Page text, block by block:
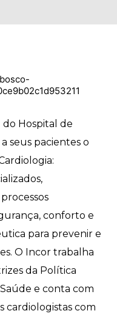
Hospital de
seus pacientes o
conforto e
para prevenir e
O Incor trabalha
da Política
e conta com
cardiologistas com